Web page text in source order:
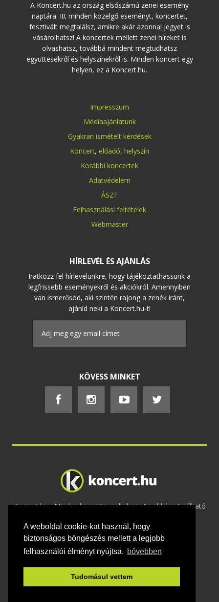
A weboldal cookie-kat használ, hogy
biztonságos böngészés mellett a legjobb
felhasználói élményt nyújtsa. bővebben
Tudomásul vettem
A Koncert.hu az ország elsőszámú zenei esemény
naptára. Itt minden közelgő eseményt, koncertet,
fesztivált megtalálsz, amikre akár azonnal jegyet is
vásárolhatsz! A koncertek mellett zenei híreket is
olvashatsz, továbbá mindent megtudhatsz
együttesekről és helyszínekről is. Minden koncert egy
helyen, ez a Koncert.hu.
Impresszum
Médiaajánlatunk
Gyakran ismételt kérdések
Koncert, előadó, helyszín
Korábbi koncertek
Adatvédelem
ÁSZF
Felhasználási feltételek
Webmaster
HÍRLEVÉL ÉS AJÁNLÁS
Iratkozz fel hírlevelünkre, hogy tájékoztathassunk a
legfrissebb eseményekről és akciókról. Amennyiben
van ismerősöd, aki szintén rajong a zenék iránt,
ajánld neki a Koncert.hu-t!
KÖVESS MINKET
Koncert.hu - Minden koncert egy helyen. Az oldalon található
2020 Adatvédelem-ÁSZF-Felhasználási
feltételek-Webmaster- Kapcsolat és üzenet küldés